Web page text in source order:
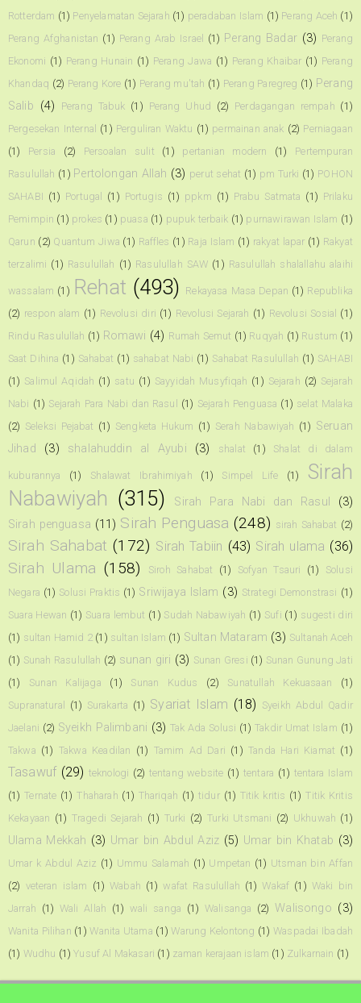
Rotterdam (1) Penyelamatan Sejarah (1) peradaban Islam (1) Perang Aceh (1)
Perang Afghanistan (1) Perang Arab Israel (1) Perang Badar (3) Perang
Ekonomi (1) Perang Hunain (1) Perang Jawa (1) Perang Khaibar (1) Perang
Khandaq (2) Perang Kore (1) Perang mu'tah (1) Perang Paregreg (1) Perang
Salib (4) Perang Tabuk (1) Perang Uhud (2) Perdagangan rempah (1)
Pergesekan Internal (1) Perguliran Waktu (1) permainan anak (2) Perniagaan
(1)
Persia (2) Persoalan sulit (1) pertanian modern (1)
Pertempuran
Rasulullah (1) Pertolongan Allah (3) perut sehat (1) pm Turki (1) POHON
SAHABI (1) Portugal (1) Portugis (1) ppkm (1) Prabu Satmata (1) Prilaku
Pemimpin (1) prokes (1) puasa (1) pupuk terbaik (1) purnawirawan Islam (1)
Qarun (2) Quantum Jiwa (1) Raffles (1) Raja Islam (1) rakyat lapar (1) Rakyat
terzalimi (1) Rasulullah (1) Rasulullah SAW (1) Rasulullah shalallahu alaihi
wassalam (1) Rehat (493) Rekayasa Masa Depan (1) Republika
(2) respon alam (1) Revolusi diri (1) Revolusi Sejarah (1) Revolusi Sosial (1)
Rindu Rasulullah (1) Romawi (4) Rumah Semut (1) Ruqyah (1) Rustum (1)
Saat Dihina (1) Sahabat (1) sahabat Nabi (1) Sahabat Rasulullah (1) SAHABI
(1) Salimul Aqidah (1) satu (1) Sayyidah Musyfiqah (1) Sejarah (2) Sejarah
Nabi (1) Sejarah Para Nabi dan Rasul (1) Sejarah Penguasa (1) selat Malaka
(2) Seleksi Pejabat (1) Sengketa Hukum (1) Serah Nabawiyah (1) Seruan
Jihad
(3) shalahuddin al Ayubi (3) shalat (1) Shalat di dalam
kuburannya (1) Shalawat Ibrahimiyah (1) Simpel Life (1)
Sirah
Nabawiyah (315) Sirah Para Nabi dan Rasul
(3)
Sirah penguasa (11) Sirah Penguasa (248) sirah Sahabat (2)
Sirah Sahabat (172) Sirah Tabiin (43) Sirah ulama (36)
Sirah Ulama (158) Siroh Sahabat (1) Sofyan Tsauri (1)
Solusi
Negara (1) Solusi Praktis (1) Sriwijaya Islam (3) Strategi Demonstrasi (1)
Suara Hewan (1) Suara lembut (1) Sudah Nabawiyah (1) Sufi (1) sugesti diri
(1) sultan Hamid 2 (1) sultan Islam (1) Sultan Mataram (3) Sultanah Aceh
(1) Sunah Rasulullah (2) sunan giri (3) Sunan Gresi (1) Sunan Gunung Jati
(1)
Sunan Kalijaga (1) Sunan Kudus (2) Sunatullah Kekuasaan
(1)
Supranatural
(1) Surakarta (1) Syariat Islam (18) Syeikh Abdul Qadir
Jaelani (2) Syeikh Palimbani (3) Tak Ada Solusi (1) Takdir Umat Islam (1)
Takwa (1) Takwa Keadilan (1) Tamim Ad Dari (1) Tanda Hari Kiamat (1)
Tasawuf (29) teknologi (2) tentang website (1) tentara (1) tentara Islam
(1) Ternate (1) Thaharah (1) Thariqah (1) tidur (1) Titik kritis (1) Titik Kritis
Kekayaan (1) Tragedi Sejarah (1) Turki (2) Turki Utsmani (2) Ukhuwah (1)
Ulama Mekkah (3) Umar bin Abdul Aziz (5) Umar bin Khatab (3)
Umar k Abdul Aziz (1) Ummu Salamah (1) Umpetan (1) Utsman bin Affan
(2) veteran islam (1) Wabah (1) wafat Rasulullah (1) Wakaf (1) Waki bin
Jarrah (1) Wali Allah (1) wali sanga (1) Walisanga (2) Walisongo (3)
Wanita Pilihan (1) Wanita Utama (1) Warung Kelontong (1) Waspadai Ibadah
(1) Wudhu (1) Yusuf Al Makasari (1) zaman kerajaan islam (1) Zulkarnain (1)